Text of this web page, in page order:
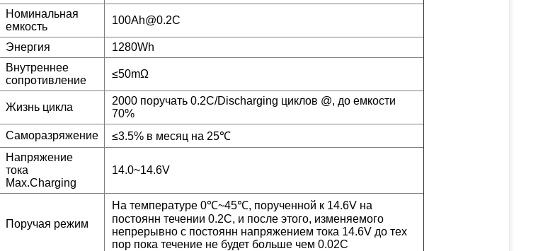
Номинальная
емкость
100Ah@0.2C
Энергия
1280Wh
Внутреннее
сопротивление
≤50mΩ
Жизнь цикла
2000 поручать 0.2C/Discharging циклов @, до емкости
70%
Саморазряжение
≤3.5% в месяц на 25℃
Напряжение
тока
Max.Charging
14.0~14.6V
Поручая режим
На температуре 0℃~45℃, порученной к 14.6V на
постоянн течении 0.2C, и после этого, изменяемого
непрерывно с постоянн напряжением тока 14.6V до тех
пор пока течение не будет больше чем 0.02C